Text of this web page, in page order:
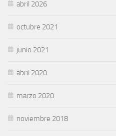
abril 2026
octubre 2021
junio 2021
abril 2020
marzo 2020
noviembre 2018